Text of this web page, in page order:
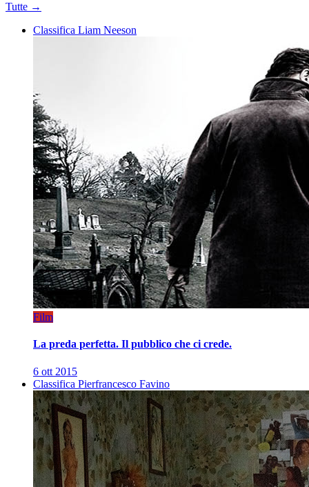
Tutte →
Classifica Liam Neeson
Film
La preda perfetta. Il pubblico che ci crede.
6 ott 2015
Classifica Pierfrancesco Favino